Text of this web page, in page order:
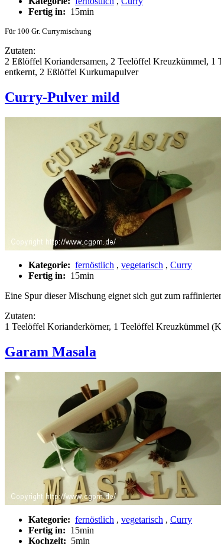
Fertig in: 15min
Für 100 Gr. Currymischung
Zutaten:
2 Eßlöffel Koriandersamen, 2 Teelöffel Kreuzkümmel, 1
entkernt, 2 Eßlöffel Kurkumapulver
Curry-Pulver mild
Kategorie: fernöstlich , vegetarisch , Curry
Fertig in: 15min
Eine Spur dieser Mischung eignet sich gut zum
Zutaten:
1 Teelöffel Korianderkörner, 1 Teelöffel Kreuzkümmel
Garam Masala
Kategorie: fernöstlich , vegetarisch , Curry
Fertig in: 15min
Kochzeit: 5min